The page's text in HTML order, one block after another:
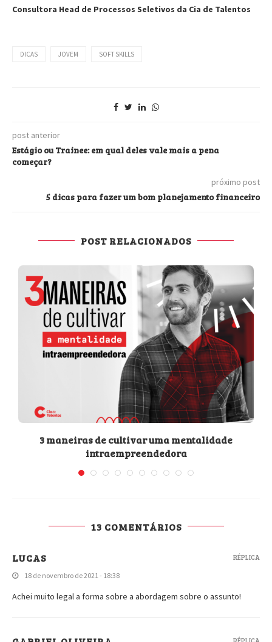
Consultora Head de Processos Seletivos da Cia de Talentos
DICAS JOVEM SOFT SKILLS
post anterior
Estágio ou Trainee: em qual deles vale mais a pena
começar?
próximo post
5 dicas para fazer um bom planejamento financeiro
POST RELACIONADOS
3 maneiras de cultivar uma mentalidade
intraempreendedora
13 COMENTÁRIOS
LUCAS
18 de novembro de 2021 - 18:38
Achei muito legal a forma sobre a abordagem sobre o assunto!
RÉPLICA